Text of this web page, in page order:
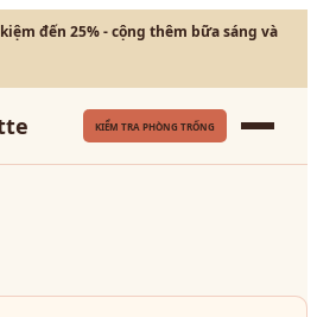
đến 25% - cộng thêm bữa sáng và
KIỂM TRA PHÒNG TRỐNG